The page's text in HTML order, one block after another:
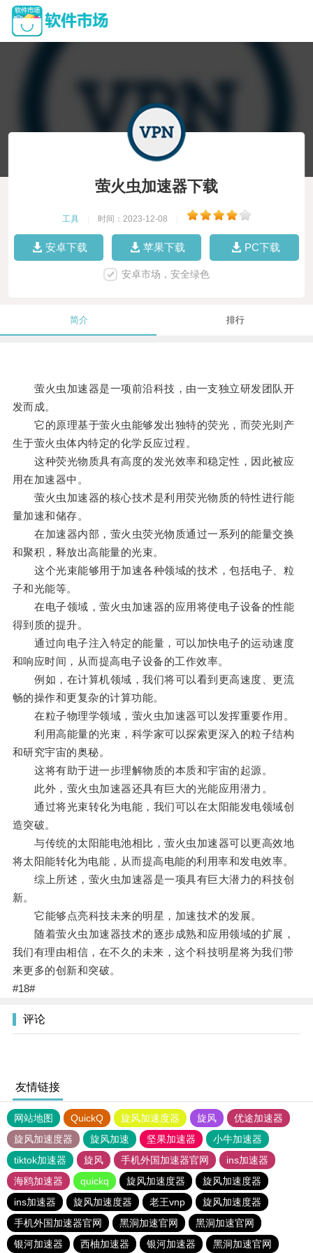
萤火虫加速器下载
工具 时间：2023-12-08
安卓下载 苹果下载 PC下载
安卓市场，安全绿色
简介 排行
萤火虫加速器是一项前沿科技，由一支独立研发团队开
发而成。
它的原理基于萤火虫能够发出独特的荧光，而荧光则产
生于萤火虫体内特定的化学反应过程。
这种荧光物质具有高度的发光效率和稳定性，因此被应
用在加速器中。
萤火虫加速器的核心技术是利用荧光物质的特性进行能
量加速和储存。
在加速器内部，萤火虫荧光物质通过一系列的能量交换
和聚积，释放出高能量的光束。
这个光束能够用于加速各种领域的技术，包括电子、粒
子和光能等。
在电子领域，萤火虫加速器的应用将使电子设备的性能
得到质的提升。
通过向电子注入特定的能量，可以加快电子的运动速度
和响应时间，从而提高电子设备的工作效率。
例如，在计算机领域，我们将可以看到更高速度、更流
畅的操作和更复杂的计算功能。
在粒子物理学领域，萤火虫加速器可以发挥重要作用。
利用高能量的光束，科学家可以探索更深入的粒子结构
和研究宇宙的奥秘。
这将有助于进一步理解物质的本质和宇宙的起源。
此外，萤火虫加速器还具有巨大的光能应用潜力。
通过将光束转化为电能，我们可以在太阳能发电领域创
造突破。
与传统的太阳能电池相比，萤火虫加速器可以更高效地
将太阳能转化为电能，从而提高电能的利用率和发电效率。
综上所述，萤火虫加速器是一项具有巨大潜力的科技创
新。
它能够点亮科技未来的明星，加速技术的发展。
随着萤火虫加速器技术的逐步成熟和应用领域的扩展，
我们有理由相信，在不久的未来，这个科技明星将为我们带
来更多的创新和突破。
#18#
评论
友情链接
网站地图 QuickQ 旋风加速度器 旋风
优途加速器
旋风加速度器
旋风加速 坚果加速器
小牛加速器
tiktok加速器
旋风 手机外国加速器官网
ins加速器
海鸥加速器
quickq 旋风加速度器
旋风加速度器
ins加速器
旋风加速度器 老王vnp
旋风加速度器
手机外国加速器官网
黑洞加速官网
黑洞加速官网
银河加速器
西柚加速器 银河加速器 黑洞加速官网